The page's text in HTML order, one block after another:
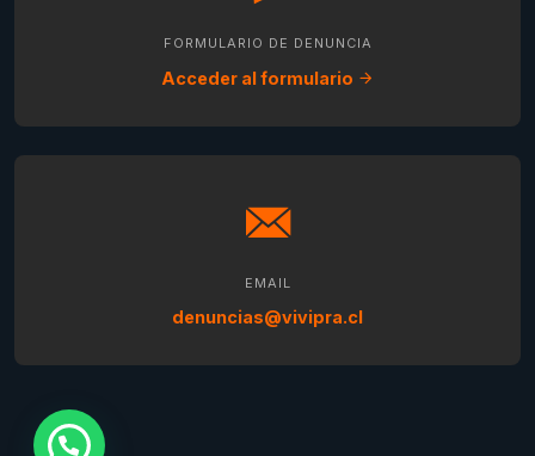
FORMULARIO DE DENUNCIA
Acceder al formulario
EMAIL
denuncias@vivipra.cl